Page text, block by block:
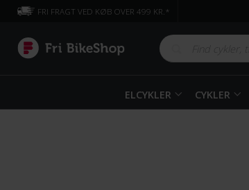
FRI FRAGT VED KØB OVER 499 KR.*
ELCYKLER CYKLER